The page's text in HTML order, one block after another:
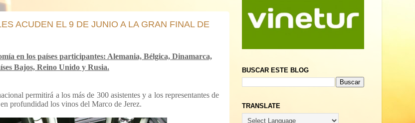
ACUDEN EL 9 DE JUNIO A LA GRAN FINAL DE
en los países participantes: Alemania, Bélgica, Dinamarca,
Bajos, Reino Unido y Rusia.
permitirá a los más de 300 asistentes y a los representantes de
profundidad los vinos del Marco de Jerez.
BUSCAR ESTE BLOG
TRANSLATE